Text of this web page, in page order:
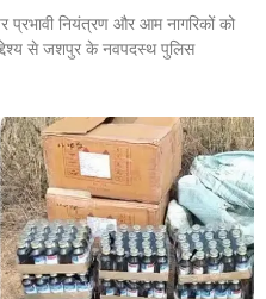
नियंत्रण और आम नागरिकों को
से जशपुर के नवपदस्थ पुलिस